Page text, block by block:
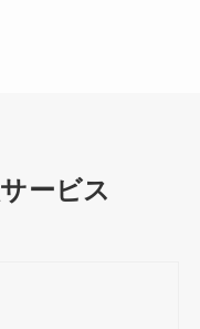
ービス